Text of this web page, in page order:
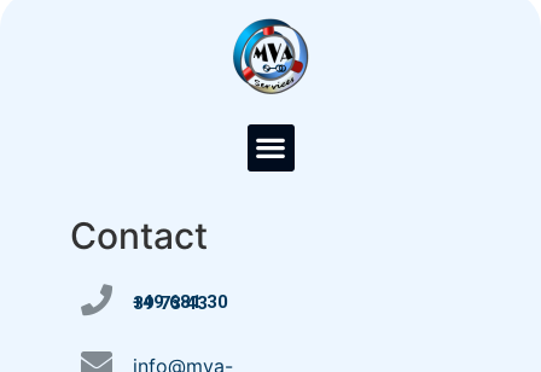
Contact
+49 681 30 39 73 43
info@mva-